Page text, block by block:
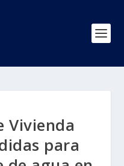
Vivienda
para